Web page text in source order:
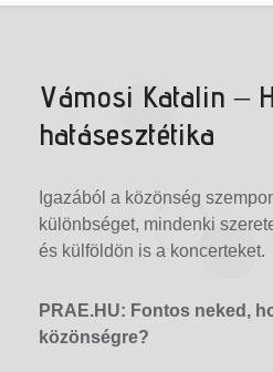
Vámosi Katalin –
hatásesztétika
Igazából a közönség
különbséget, mindenki
és külföldön is a koncerteket.
PRAE.HU: Fontos neked,
közönségre?